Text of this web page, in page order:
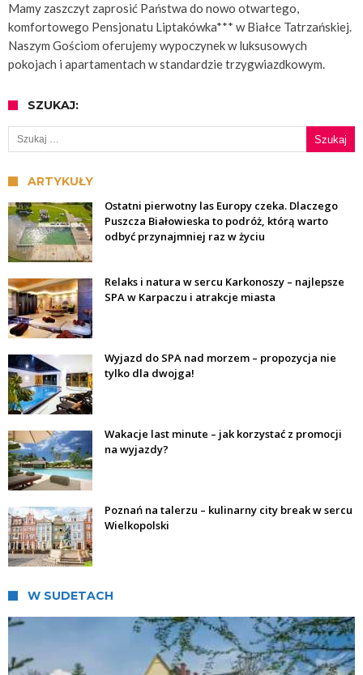
Mamy zaszczyt zaprosić Państwa do nowo otwartego,
komfortowego Pensjonatu Liptakówka*** w Białce Tatrzańskiej.
Naszym Gościom oferujemy wypoczynek w luksusowych
pokojach i apartamentach w standardzie trzygwiazdkowym.
SZUKAJ:
Szukaj:
ARTYKUŁY
Ostatni pierwotny las Europy czeka. Dlaczego
Puszcza Białowieska to podróż, którą warto
odbyć przynajmniej raz w życiu
Relaks i natura w sercu Karkonoszy – najlepsze
SPA w Karpaczu i atrakcje miasta
Wyjazd do SPA nad morzem – propozycja nie
tylko dla dwojga!
Wakacje last minute – jak korzystać z promocji
na wyjazdy?
Poznań na talerzu – kulinarny city break w sercu
Wielkopolski
W SUDETACH